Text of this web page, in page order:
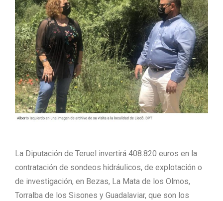
La Diputación de Teruel invertirá 408.820 euros en la
contratación de sondeos hidráulicos, de explotación o
de investigación, en Bezas, La Mata de los Olmos,
Torralba de los Sisones y Guadalaviar, que son los